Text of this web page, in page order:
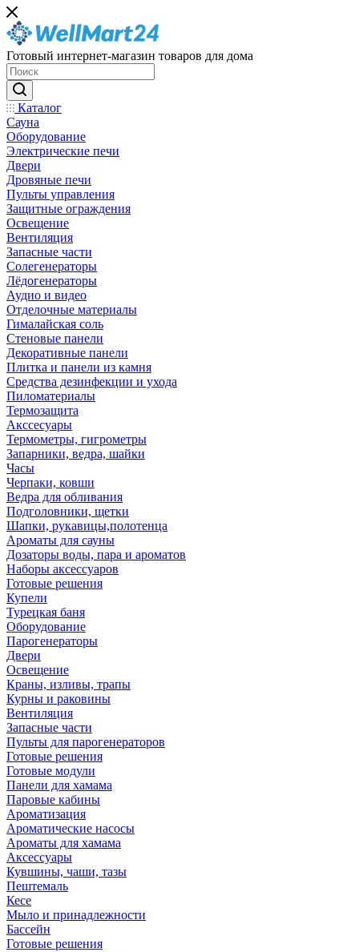
Готовый интернет-магазин товаров для дома
Каталог
Сауна
Оборудование
Электрические печи
Двери
Дровяные печи
Пульты управления
Защитные ограждения
Освещение
Вентиляция
Запасные части
Солегенераторы
Лёдогенераторы
Аудио и видео
Отделочные материалы
Гималайская соль
Стеновые панели
Декоративные панели
Плитка и панели из камня
Средства дезинфекции и ухода
Пиломатериалы
Термозащита
Аксcесуары
Термометры, гигрометры
Запарники, ведра, шайки
Часы
Черпаки, ковши
Ведра для обливания
Подголовники, щетки
Шапки, рукавицы,полотенца
Ароматы для сауны
Дозаторы воды, пара и ароматов
Наборы аксессуаров
Готовые решения
Купели
Турецкая баня
Оборудование
Парогенераторы
Двери
Освещение
Краны, изливы, трапы
Курны и раковины
Вентиляция
Запасные части
Пульты для парогенераторов
Готовые решения
Готовые модули
Панели для хамама
Паровые кабины
Ароматизация
Ароматические насосы
Ароматы для хамама
Аксессуары
Кувшины, чаши, тазы
Пештемаль
Кесе
Мыло и принадлежности
Бассейн
Готовые решения